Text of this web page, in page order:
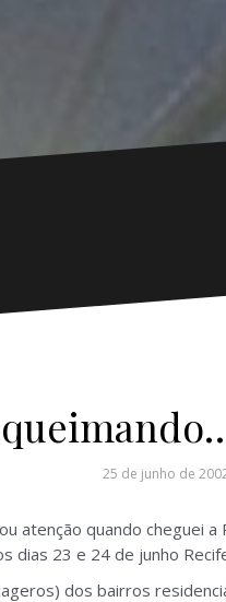
25 de junho de
atenção quando cheguei
dias 23 e 24 de junho
dos bairros